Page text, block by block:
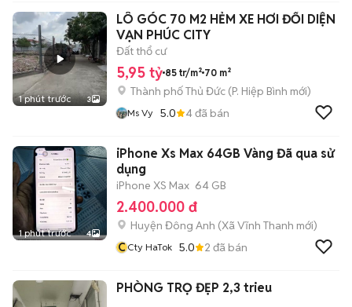
1 phút trước 3
LÔ GÓC 70 M2 HẺM XE HƠI ĐỐI DIỆN
VẠN PHÚC CITY
Đất thổ cư
5,95 tỷ 85 tr/m² 70 m²
Thành phố Thủ Đức (P. Hiệp Bình mới)
Ms Vy 5.0 4đã bán
1 phút trước 4
iPhone Xs Max 64GB Vàng Đã qua sử
dụng
iPhone XS Max 64 GB
2.400.000 đ
Huyện Đông Anh (Xã Vĩnh Thanh mới)
CCty HaTok 5.0 2 đã bán
PHÒNG TRỌ ĐẸP 2,3 trieu